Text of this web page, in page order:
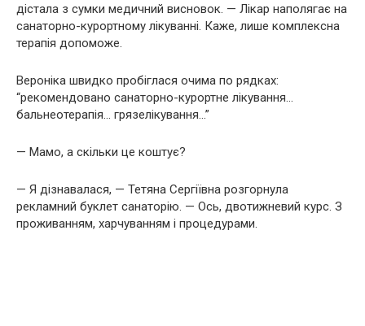
дістала з сумки медичний висновок. — Лікар наполягає на
санаторно-курортному лікуванні. Каже, лише комплексна
терапія допоможе.
Вероніка швидко пробіглася очима по рядках:
“рекомендовано санаторно-курортне лікування…
бальнеотерапія… грязелікування…”
— Мамо, а скільки це коштує?
— Я дізнавалася, — Тетяна Сергіївна розгорнула
рекламний буклет санаторію. — Ось, двотижневий курс. З
проживанням, харчуванням і процедурами.